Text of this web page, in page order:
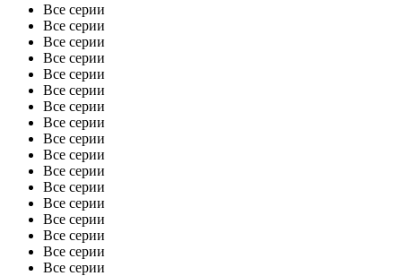
Все серии
Все серии
Все серии
Все серии
Все серии
Все серии
Все серии
Все серии
Все серии
Все серии
Все серии
Все серии
Все серии
Все серии
Все серии
Все серии
Все серии